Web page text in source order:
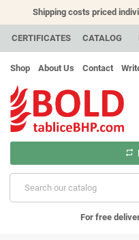
Shipping costs priced
CERTIFICATES CATALOG
Shop About Us Contact
repeat
For free